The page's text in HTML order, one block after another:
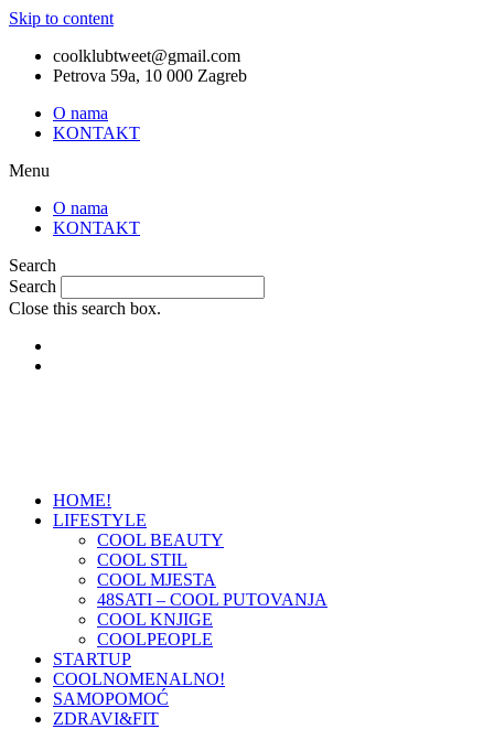
Skip to content
coolklubtweet@gmail.com
Petrova 59a, 10 000 Zagreb
O nama
KONTAKT
Menu
O nama
KONTAKT
Search
Search
Close this search box.
HOME!
LIFESTYLE
COOL BEAUTY
COOL STIL
COOL MJESTA
48SATI – COOL PUTOVANJA
COOL KNJIGE
COOLPEOPLE
STARTUP
COOLNOMENALNO!
SAMOPOMOĆ
ZDRAVI&FIT